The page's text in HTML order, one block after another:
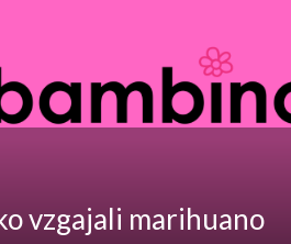
vzgajali marihuano